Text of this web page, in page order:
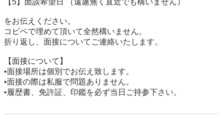
【5】面談希望日 （遠慮無く直近でも構いません）
をお伝えください。
コピペで埋めて頂いて全然構いません。
折り返し、面接についてご連絡いたします。
【面接について】
•面接場所は個別でお伝え致します。
•面接の際は私服で問題ありません。
•履歴書、免許証、印鑑を必ず当日ご持参下さい。